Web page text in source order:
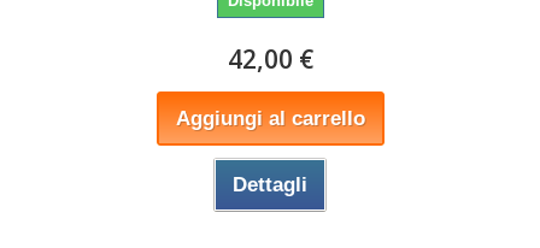
42,00 €
Aggiungi al carrello
Dettagli